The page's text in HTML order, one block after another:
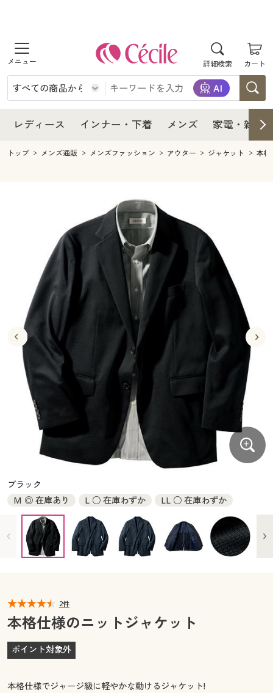
詳細検索 カート
商品を探す
レディース
レディースファッション
インナー・下着
インナー・下着通販すべて
ジュニア・ティーンズ下着
メンズ
メンズファッション
メンズ下着
家電・雑貨すべて
キッチン・雑貨・日用品
寝具・インテリア・家具
寝具・インテリア・家具通販すべて
家具・収納
寝具・ベッド
カーテン・ラグ・ファブリック
美容・健康
美容・健康通販すべて
美容・健康・サプリメント
制服・スクール
制服・スクールすべて
制服・学生服
ジュニア・ティーンズ下着
大きいサイズ
大きいサイズ通販すべて
大きいサイズ レディース服
大きいサイズ レディース下着
大きいサイズ メンズ
大きいサイズ 事務・制服
バーゲン
バーゲンセール
シークレットセール
詳細検索
商品カテゴリ一覧
カタログ
カタログ・チラシからのご注文
デジタルカタログ
カタログ無料プレゼント
マイページ
閲覧履歴
レディース インナー・下着 メンズ 家電・雑貨
レディース
レディース通販すべて
レディースファッション
インナー・下着
インナー・下着通販すべて
ジュニア・ティーンズ下着
メンズ
キッチン・雑貨・日用品
寝具・インテリア・家具通販すべて
家具・収納
寝具・ベッド
カーテン・ラグ・ファブリック
美容・健康通販すべて
美容・健康・サプリメント
制服・スクール
制服・スクールすべて
制服・学生服
ジュニア・ティーンズ下着
大きいサイズ
大きいサイズ通販すべて
大きいサイズ レディース服
大きいサイズ レディース下着
大きいサイズ メンズ
大きいサイズ 事務・制服
バーゲン
バーゲンセール
シークレットセール
詳細検索
商品カテゴリ一覧
カタログ
カタログ・チラシからのご注文
カタログ無料プレゼント
会員メニュー
閲覧履歴
トップ メンズ通販 メンズファッション アウター ジャケット 本格
ブラック
M ◎ 在庫あり
L ○ 在庫わずか LL ○ 在庫わずか
2件
本格仕様のニットジャケット
ポイント対象外
本格仕様でジャージ級に軽やかな動けるジャケット!